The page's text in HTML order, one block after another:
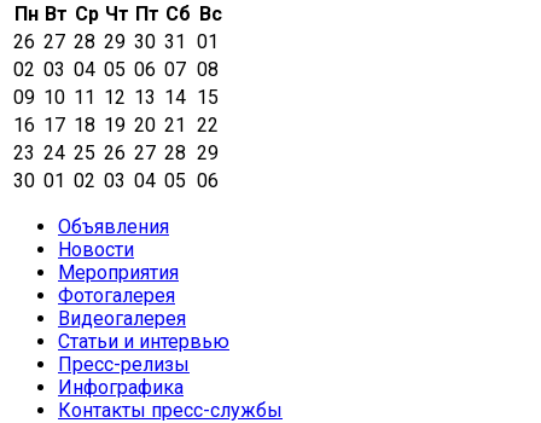
Пн Вт Ср Чт Пт Сб Вс
26 27 28 29 30 31 01
02 03 04 05 06 07 08
09 10 11 12 13 14 15
16 17 18 19 20 21 22
23 24 25 26 27 28 29
30 01 02 03 04 05 06
Объявления
Новости
Мероприятия
Фотогалерея
Видеогалерея
Статьи и интервью
Пресс-релизы
Инфографика
Контакты пресс-службы